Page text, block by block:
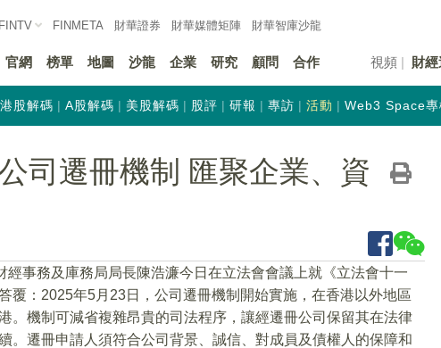
FINTV FINMETA 財華證券 財華媒體矩陣 財華智庫沙龍
官網 榜單 地圖 沙龍 企業 研究 顧問 合作 視頻 財
港股解碼 A股解碼 美股解碼 股評 研報 專訪 活動 Web3 Space專
司遷冊機制 匯聚企業、資
經事務及庫務局局長陳浩濂今日在立法會會議上就《立法會十一
覆：2025年5月23日，公司遷冊機制開始實施，在香港以外地區
。機制可減省複雜昂貴的司法程序，讓經遷冊公司保留其在法律
。遷冊申請人須符合公司背景、誠信、對成員及債權人的保障和